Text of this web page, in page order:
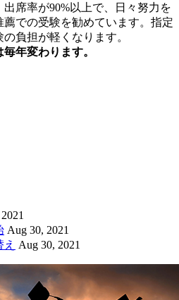
席率が90%以上で、日々努力を
薦での受験を勧めています。指定
負担が軽くなります。
年変わります。
Aug 30, 2021
Aug 30, 2021